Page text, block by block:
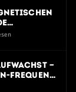
—
Frequenz